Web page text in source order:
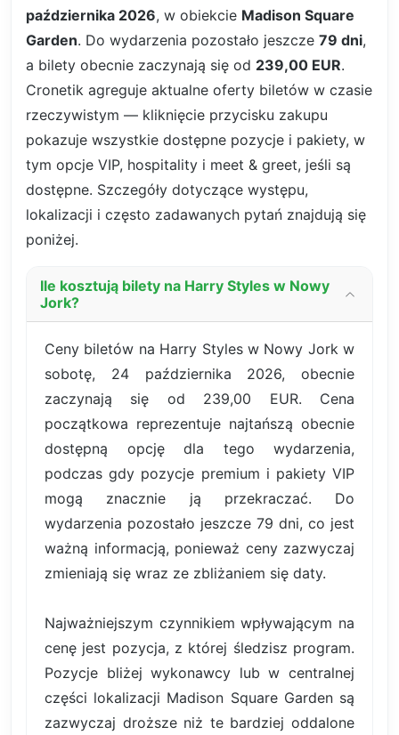
października 2026, w obiekcie Madison Square
Garden. Do wydarzenia pozostało jeszcze 79 dni,
a bilety obecnie zaczynają się od 239,00 EUR.
Cronetik agreguje aktualne oferty biletów w czasie
rzeczywistym — kliknięcie przycisku zakupu
pokazuje wszystkie dostępne pozycje i pakiety, w
tym opcje VIP, hospitality i meet & greet, jeśli są
dostępne. Szczegóły dotyczące występu,
lokalizacji i często zadawanych pytań znajdują się
poniżej.
Ile kosztują bilety na Harry Styles w Nowy
Jork?
Ceny biletów na Harry Styles w Nowy Jork w
sobotę, 24 października 2026, obecnie
zaczynają się od 239,00 EUR. Cena
początkowa reprezentuje najtańszą obecnie
dostępną opcję dla tego wydarzenia,
podczas gdy pozycje premium i pakiety VIP
mogą znacznie ją przekraczać. Do
wydarzenia pozostało jeszcze 79 dni, co jest
ważną informacją, ponieważ ceny zazwyczaj
zmieniają się wraz ze zbliżaniem się daty.
Najważniejszym czynnikiem wpływającym na
cenę jest pozycja, z której śledzisz program.
Pozycje bliżej wykonawcy lub w centralnej
części lokalizacji Madison Square Garden są
zazwyczaj droższe niż te bardziej oddalone